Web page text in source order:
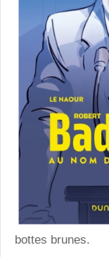
bottes brunes.